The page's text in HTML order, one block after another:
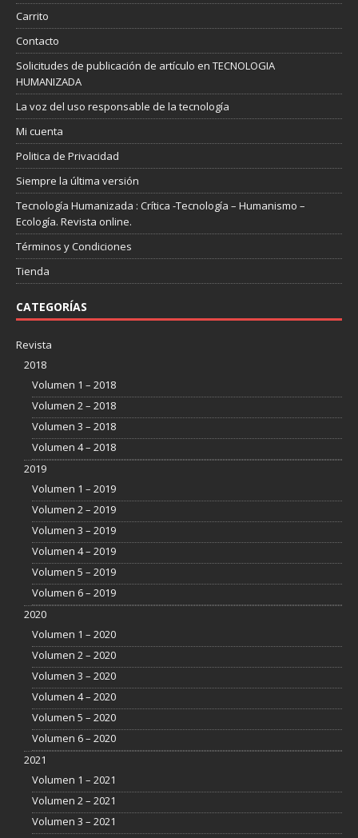
Carrito
Contacto
Solicitudes de publicación de artículo en TECNOLOGIA
HUMANIZADA
La voz del uso responsable de la tecnología
Mi cuenta
Politica de Privacidad
Siempre la última versión
Tecnología Humanizada : Crítica -Tecnología – Humanismo –
Ecología. Revista online.
Términos y Condiciones
Tienda
CATEGORÍAS
Revista
2018
Volumen 1 – 2018
Volumen 2 – 2018
Volumen 3 – 2018
Volumen 4 – 2018
2019
Volumen 1 – 2019
Volumen 2 – 2019
Volumen 3 – 2019
Volumen 4 – 2019
Volumen 5 – 2019
Volumen 6 – 2019
2020
Volumen 1 – 2020
Volumen 2 – 2020
Volumen 3 – 2020
Volumen 4 – 2020
Volumen 5 – 2020
Volumen 6 – 2020
2021
Volumen 1 – 2021
Volumen 2 – 2021
Volumen 3 – 2021